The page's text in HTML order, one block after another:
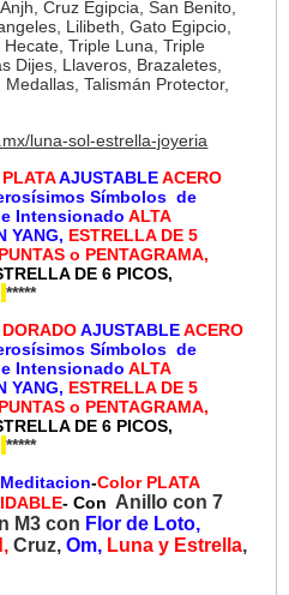
Cruz Egipcia, San Benito,
Lilibeth, Gato Egipcio,
Triple Luna, Triple
Dijes, Llaveros, Brazaletes,
Talismán Protector,
luna-sol-estrella-joyeria
AJUSTABLEACERO
Símbolos de
Intensionado ALTA
YANG, ESTRELLA DE 5
o PENTAGRAMA,
DE 6 PICOS,
*****
AJUSTABLEACERO
Símbolos de
Intensionado ALTA
YANG, ESTRELLA DE 5
o PENTAGRAMA,
DE 6 PICOS,
*****
Meditacion-Color PLATA
- Con Anillo con 7
M3 con Flor de Loto,
Cruz,Om, Luna y Estrella,